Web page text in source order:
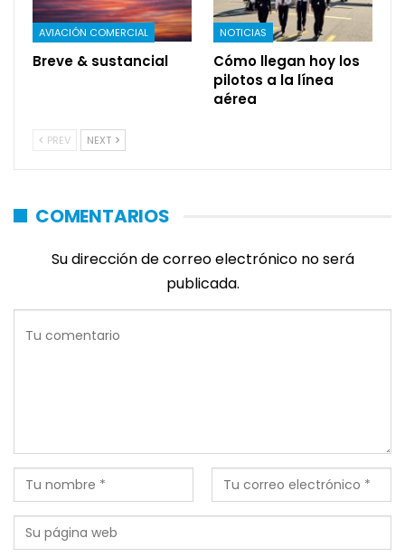
AVIACIÓN COMERCIAL
Breve & sustancial
NOTICIAS
Cómo llegan hoy los
pilotos a la línea
aérea
PREV NEXT
COMENTARIOS
Su dirección de correo electrónico no será
publicada.